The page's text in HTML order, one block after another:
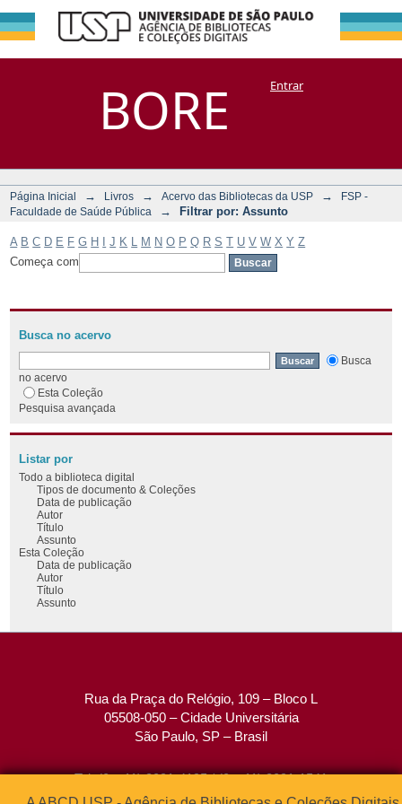
BORE
Filtrar por:
Assunto
DSpace/Manakin + CoriscoEntrar
Página Inicial → Livros → Acervo das Bibliotecas da USP →
FSP -
Faculdade de Saúde Pública
→ Filtrar por: Assunto
A B C D E F G H J K M N O P Q R S T U V W X Y Z
Começa com
Busca no acervo
Busca
no acervo
Esta Coleção
Pesquisa avançada
Listar por
Todo a biblioteca digital
Tipos de documento & Coleções
Data de publicação
Autor
Título
Assunto
Esta Coleção
Data de publicação
Autor
Título
Assunto
Rua da Praça do Relógio, 109 – Bloco L
05508-050 – Cidade Universitária
São Paulo, SP – Brasil
Tel: (0xx11) 3091-4195 / (0xx11) 3091-1541
Fax: (0xx11) 3091-1567